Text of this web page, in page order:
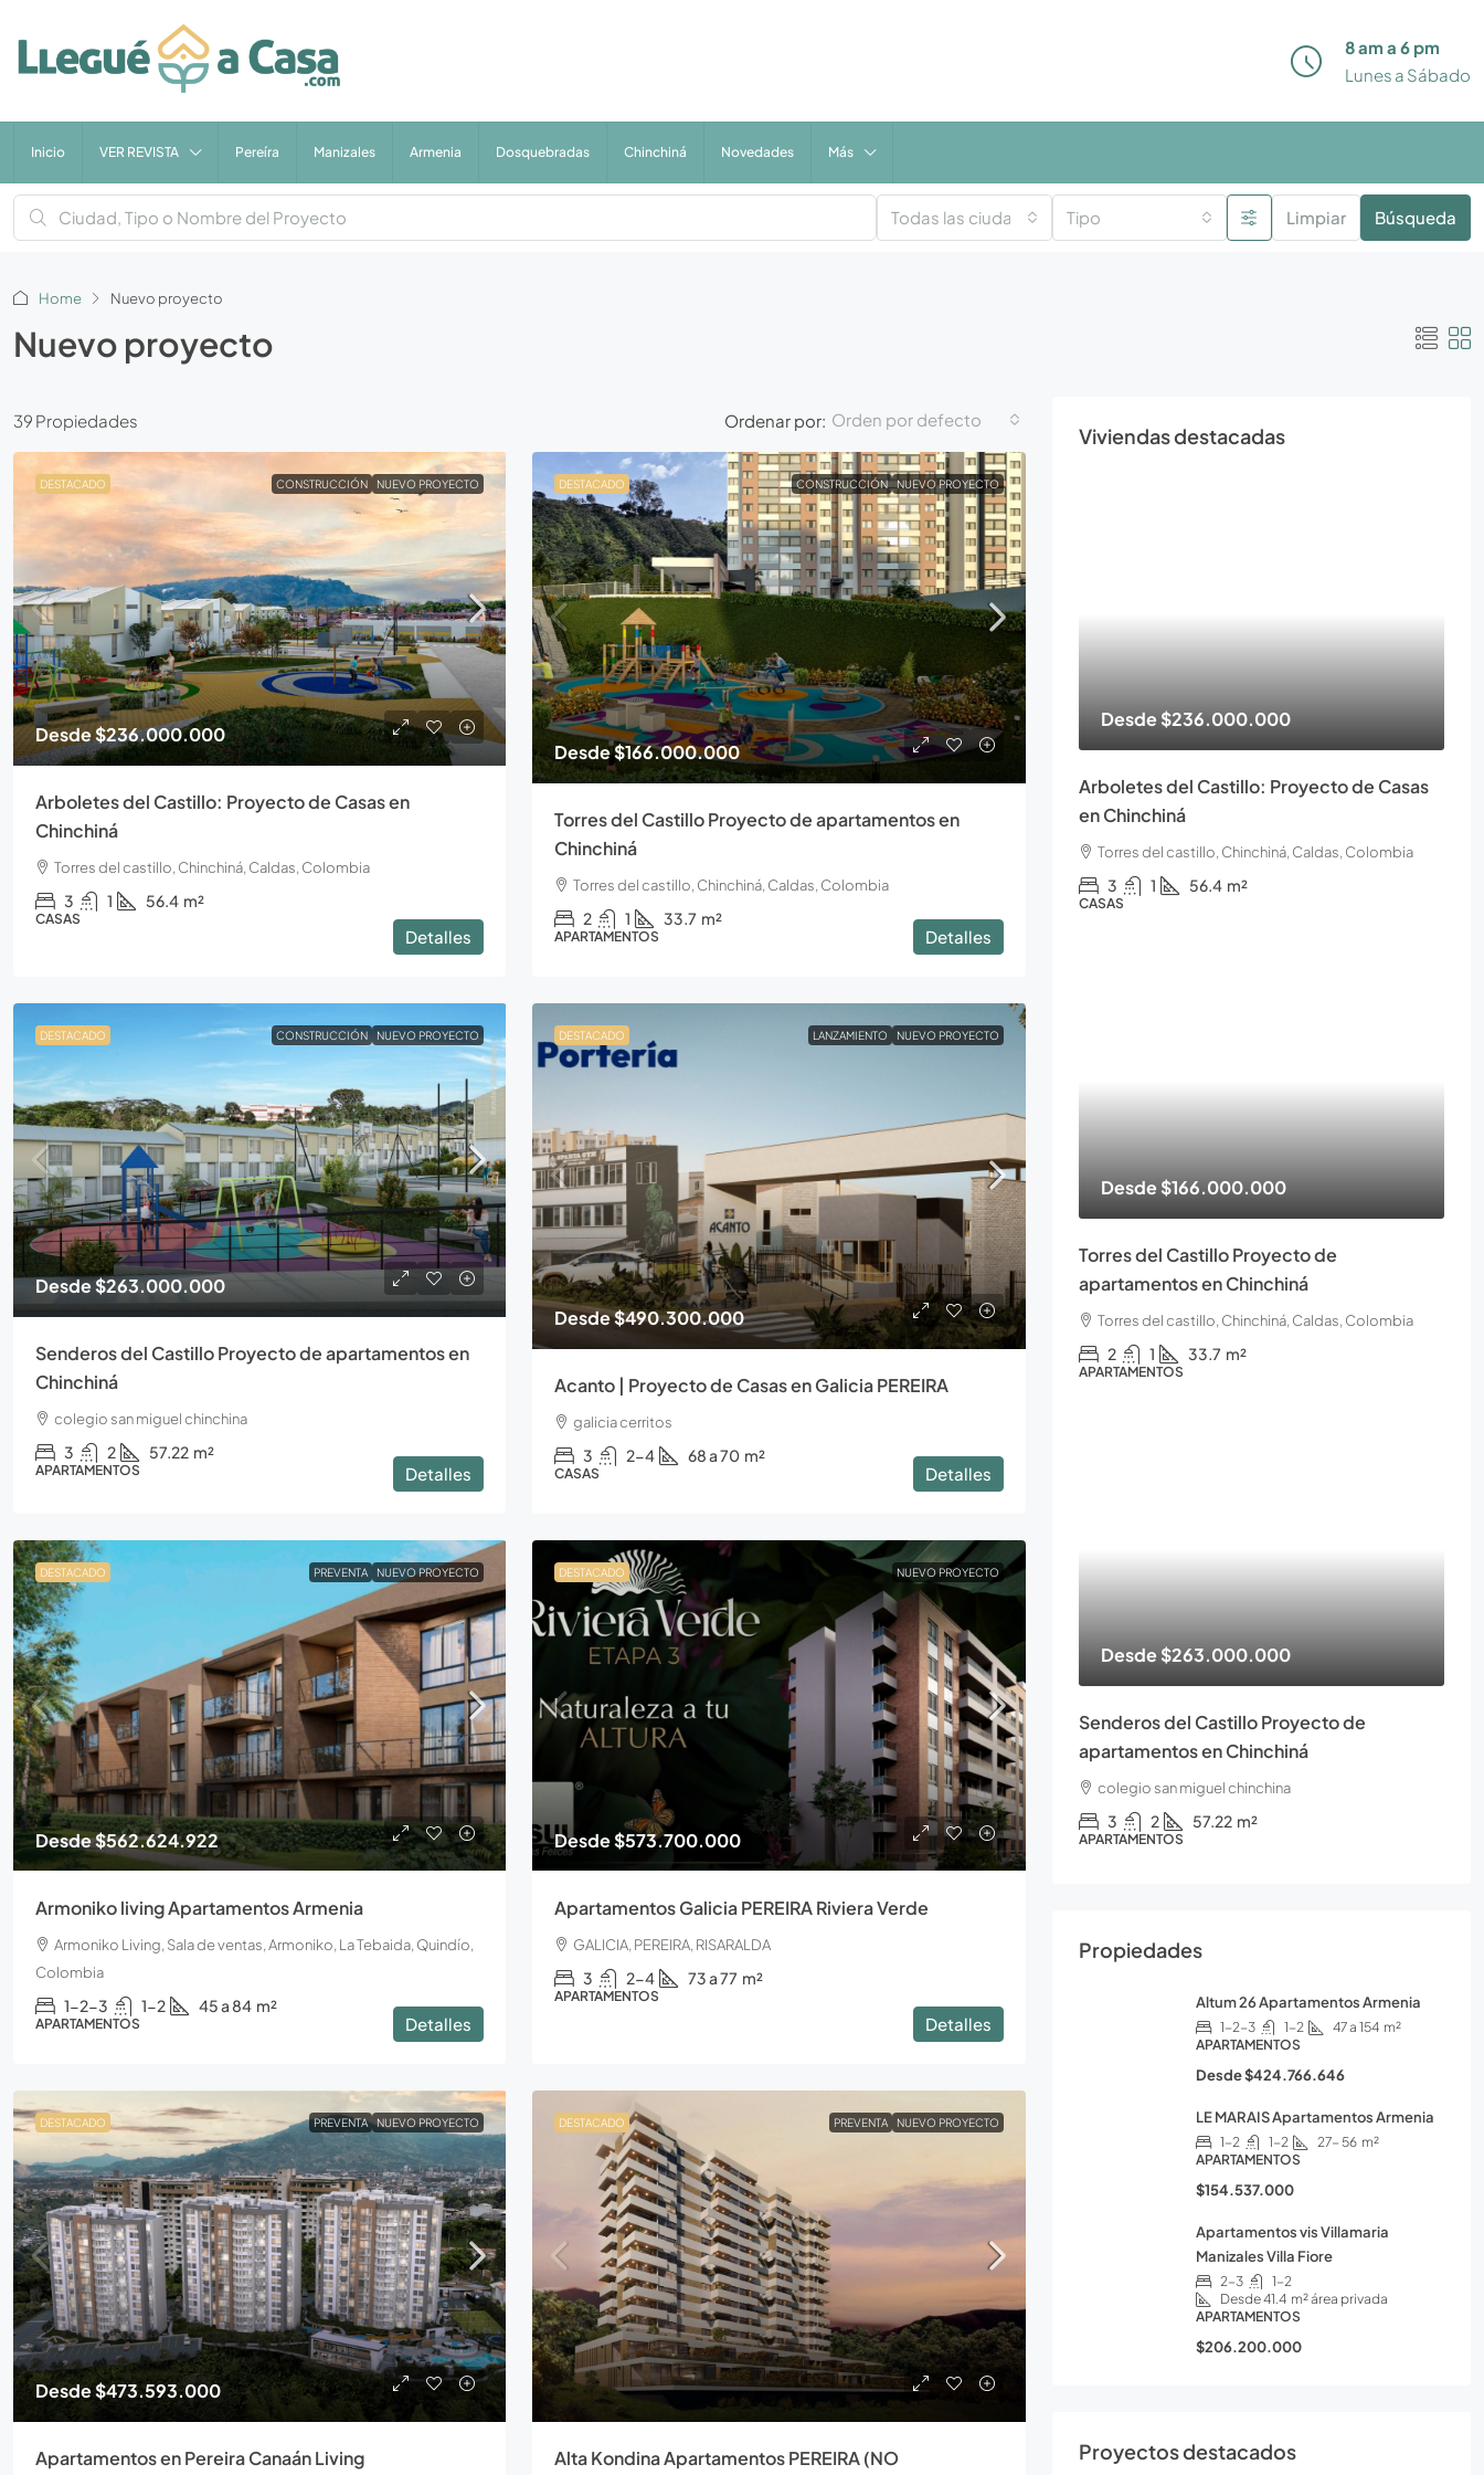
8 am a 6 pm
Lunes a Sábado
Inicio VER REVISTA Pereíra Manizales Armenia Dosquebradas Chinchiná Novedades Más
Todas las ciudades Tipo Limpiar Búsqueda
Home Nuevo proyecto
Nuevo proyecto
39 Propiedades Ordenar por: Orden por defecto
DESTACADO CONSTRUCCIÓN NUEVO PROYECTO
Desde$236.000.000
Arboletes del Castillo: Proyecto de Casas en
Chinchiná
Torres del castillo, Chinchiná, Caldas, Colombia
3 1 56.4 m²
CASAS
Detalles
DESTACADO CONSTRUCCIÓN NUEVO PROYECTO
Desde$166.000.000
Torres del Castillo Proyecto de apartamentos en
Chinchiná
Torres del castillo, Chinchiná, Caldas, Colombia
2 1 33.7 m²
APARTAMENTOS Detalles
DESTACADO CONSTRUCCIÓN NUEVO PROYECTO
Desde$263.000.000
Senderos del Castillo Proyecto de apartamentos en
Chinchiná
colegio san miguel chinchina
3 2 57.22 m²
APARTAMENTOS Detalles
DESTACADO LANZAMIENTO NUEVO PROYECTO
Desde$490.300.000
Acanto | Proyecto de Casas en Galicia PEREIRA
galicia cerritos
3 2-4 68 a 70 m²
CASAS Detalles
DESTACADO PREVENTA NUEVO PROYECTO
Desde$562.624.922
Armoniko living Apartamentos Armenia
Armoniko Living, Sala de ventas, Armoniko, La Tebaida, Quindío,
Colombia
1-2-3 1-2 45 a 84 m²
APARTAMENTOS Detalles
DESTACADO NUEVO PROYECTO
Desde$573.700.000
Apartamentos Galicia PEREIRA Riviera Verde
GALICIA, PEREIRA, RISARALDA
3 2-4 73 a 77 m²
APARTAMENTOS
Detalles
DESTACADO PREVENTA NUEVO PROYECTO
Desde$473.593.000
Apartamentos en Pereira Canaán Living
DESTACADO PREVENTA NUEVO PROYECTO
Alta Kondina Apartamentos PEREIRA (NO
Viviendas destacadas
Desde$236.000.000
Arboletes del Castillo: Proyecto de Casas
en Chinchiná
Torres del castillo, Chinchiná, Caldas, Colombia
3 1 56.4 m²
CASAS
Desde$166.000.000
Torres del Castillo Proyecto de
apartamentos en Chinchiná
Torres del castillo, Chinchiná, Caldas, Colombia
2 1 33.7 m²
APARTAMENTOS
Desde$263.000.000
Senderos del Castillo Proyecto de
apartamentos en Chinchiná
colegio san miguel chinchina
3 2 57.22 m²
APARTAMENTOS
Propiedades
Altum 26 Apartamentos Armenia
1-2-3 1-2 47 a 154 m²
APARTAMENTOS
Desde$424.766.646
LE MARAIS Apartamentos Armenia
1-2 1-2 27- 56 m²
APARTAMENTOS
$154.537.000
Apartamentos vis Villamaria
Manizales Villa Fiore
2-3
1-2
Desde 41.4 m² área privada
APARTAMENTOS
$206.200.000
Proyectos destacados